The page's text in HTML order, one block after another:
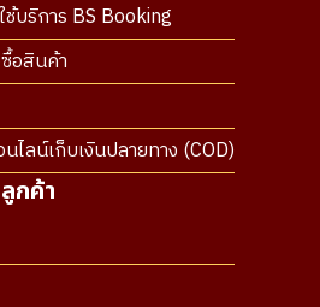
ช้บริการ BS Booking
อสินค้า
ลน์เก็บเงินปลายทาง (COD)
กค้า